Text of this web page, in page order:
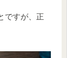
ですが、正